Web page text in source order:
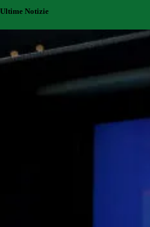
Ultime Notizie